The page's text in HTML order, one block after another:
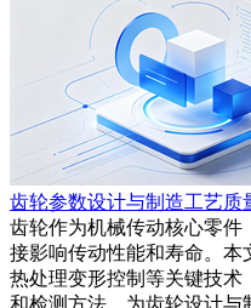
齿轮参数设计与制造工艺质
齿轮作为机械传动核心零件
接影响传动性能和寿命。本
热处理变形控制等关键技术